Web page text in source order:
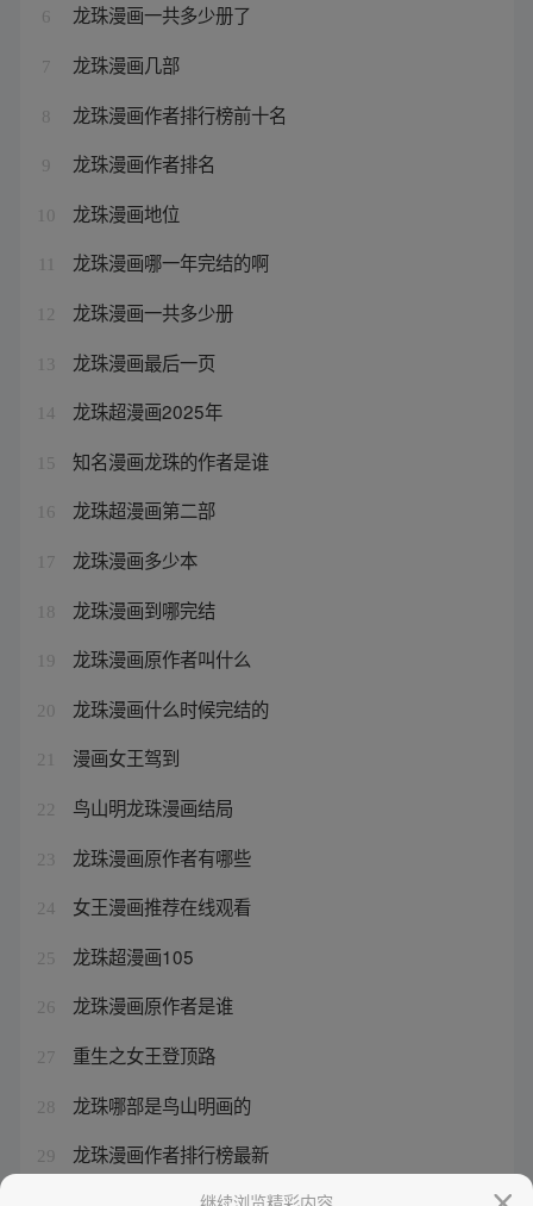
6 龙珠漫画一共多少册了
7 龙珠漫画几部
8 龙珠漫画作者排行榜前十名
9 龙珠漫画作者排名
10 龙珠漫画地位
龙珠漫画哪一年完结的啊
12 龙珠漫画一共多少册
13 龙珠漫画最后一页
14 龙珠超漫画2025年
15 知名漫画龙珠的作者是谁
16 龙珠超漫画第二部
17 龙珠漫画多少本
18 龙珠漫画到哪完结
19 龙珠漫画原作者叫什么
20 龙珠漫画什么时候完结的
21 漫画女王驾到
22 鸟山明龙珠漫画结局
23 龙珠漫画原作者有哪些
24 女王漫画推荐在线观看
25 龙珠超漫画105
26 龙珠漫画原作者是谁
27 重生之女王登顶路
28 龙珠哪部是鸟山明画的
29 龙珠漫画作者排行榜最新